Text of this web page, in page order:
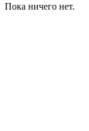
Пока ничего нет.